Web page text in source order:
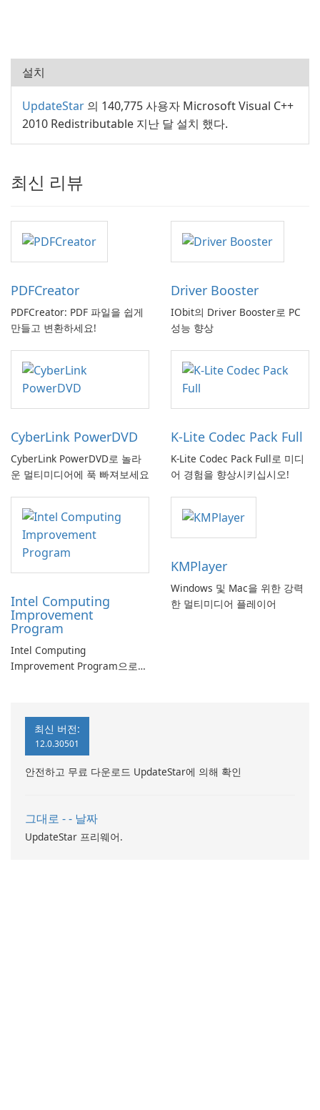
설치
UpdateStar 의 140,775 사용자 Microsoft Visual C++
2010 Redistributable 지난 달 설치 했다.
최신 리뷰
PDFCreator
PDFCreator: PDF 파일을 쉽게
만들고 변환하세요!
Driver Booster
IObit의 Driver Booster로 PC
성능 향상
CyberLink PowerDVD
CyberLink PowerDVD로 놀라
운 멀티미디어에 푹 빠져보세요
K-Lite Codec Pack Full
K-Lite Codec Pack Full로 미디
어 경험을 향상시키십시오!
Intel Computing
Improvement
Program
Intel Computing
Improvement Program으로
KMPlayer
Windows 및 Mac을 위한 강력
한 멀티미디어 플레이어
최신 버전:
12.0.30501
안전하고 무료 다운로드 UpdateStar에 의해 확인
그대로 - - 날짜
UpdateStar 프리웨어.